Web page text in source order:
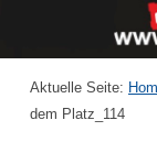
Aktuelle Seite:
dem Platz_114